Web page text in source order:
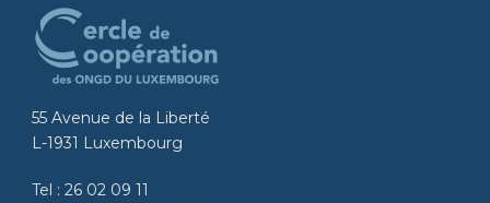
55 Avenue de la Liberté
L-1931 Luxembourg
Tel : 26 02 09 11